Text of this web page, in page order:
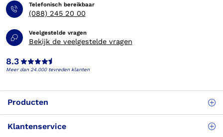
Telefonisch bereikbaar
(088) 245 20 00
Veelgestelde vragen
Bekijk de veelgestelde vragen
8.3
Meer dan 24.000 tevreden klanten
Producten
Klantenservice